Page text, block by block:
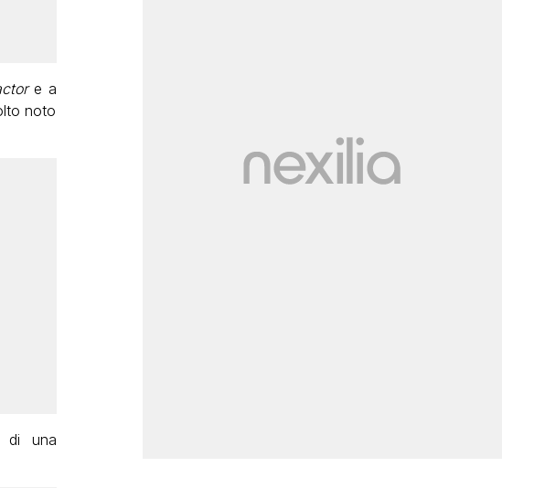
e a
noto
di una